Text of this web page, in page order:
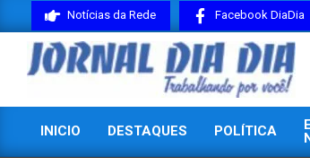
to
content
Notícias da Rede Facebook DiaDia
JORNAL
DIADIA
INICIO DESTAQUES POLÍTICA